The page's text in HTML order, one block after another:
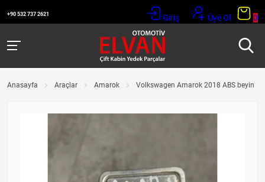
+90 532 737 2621 Giriş Üye Ol 0
Anasayfa Araçlar Amarok Volkswagen Amarok 2018 ABS beyin